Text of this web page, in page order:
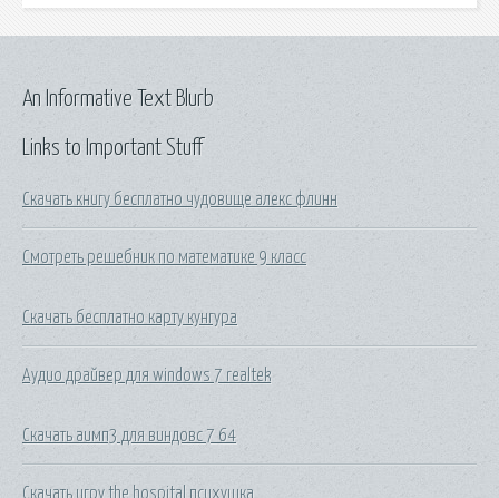
Links to Important Stuff
Скачать книгу бесплатно чудовище алекс флинн
Смотреть решебник по математике 9 класс
Скачать бесплатно карту кунгура
Аудио драйвер для windows 7 realtek
Скачать аимп3 для виндовс 7 64
Скачать игру the hospital психушка
An Informative Text Blurb